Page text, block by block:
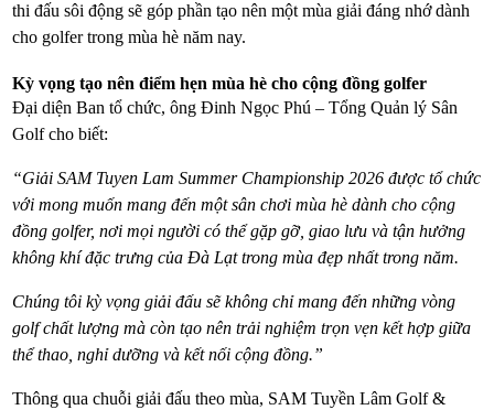
thi đấu sôi động sẽ góp phần tạo nên một mùa giải đáng nhớ dành
cho golfer trong mùa hè năm nay.
Kỳ vọng tạo nên điểm hẹn mùa hè cho cộng đồng golfer
Đại diện Ban tổ chức, ông Đinh Ngọc Phú – Tổng Quản lý Sân
Golf cho biết:
“Giải SAM Tuyen Lam Summer Championship 2026 được tổ chức
với mong muốn mang đến một sân chơi mùa hè dành cho cộng
đồng golfer, nơi mọi người có thể gặp gỡ, giao lưu và tận hưởng
không khí đặc trưng của Đà Lạt trong mùa đẹp nhất trong năm.
Chúng tôi kỳ vọng giải đấu sẽ không chỉ mang đến những vòng
golf chất lượng mà còn tạo nên trải nghiệm trọn vẹn kết hợp giữa
thể thao, nghỉ dưỡng và kết nối cộng đồng.”
Thông qua chuỗi giải đấu theo mùa, SAM Tuyền Lâm Golf &